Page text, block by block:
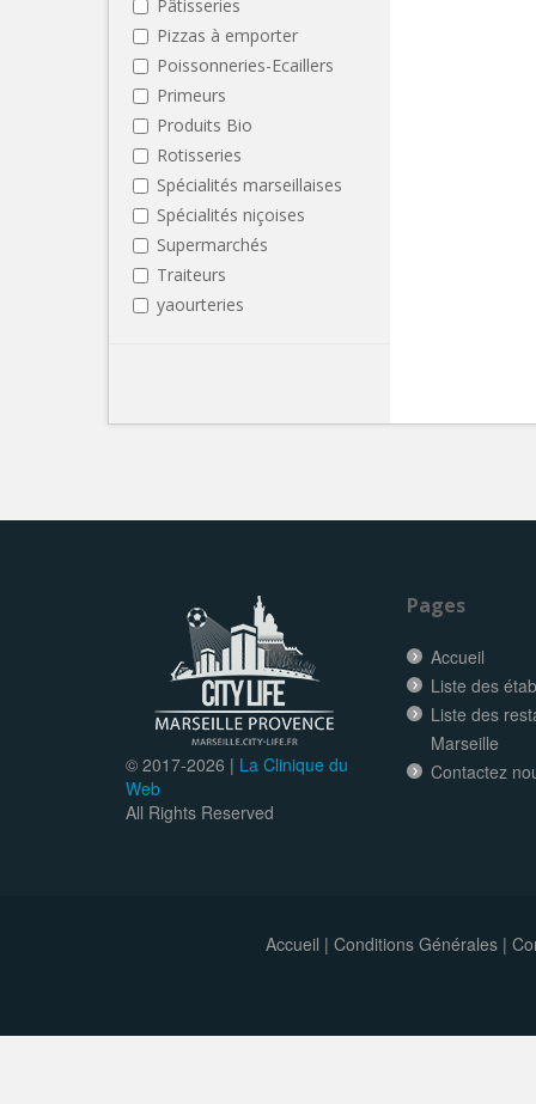
Pâtisseries
Pizzas à emporter
Poissonneries-Ecaillers
Primeurs
Produits Bio
Rotisseries
Spécialités marseillaises
Spécialités niçoises
Supermarchés
Traiteurs
yaourteries
© 2017-2026 | La Clinique du
Web
All Rights Reserved
Pages
Accueil
Liste des
Liste des
Marseille
Contactez
Accueil | Conditions Générales|